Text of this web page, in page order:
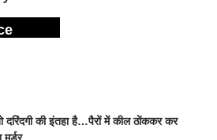
दरिंदगी की इंतहा है…पैरों में कील ठोंककर कर
मर्डर